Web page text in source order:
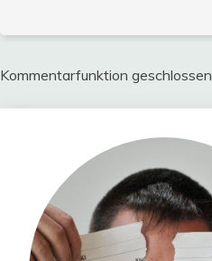
Kommentarfunktion geschlossen